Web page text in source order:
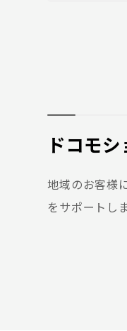
ドコモ
地域のお客様
をサポートし